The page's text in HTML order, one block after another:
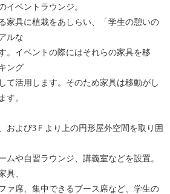
イベントラウンジ。
家具に植栽をあしらい、「学生の憩いの
ルな
。イベントの際にはそれらの家具を移
ング
て活用します。そのため家具は移動がし
す。
および3Ｆより上の円形屋外空間を取り囲
ムや自習ラウンジ、講義室などを設置。
具、
ァ席、集中できるブース席など、学生の